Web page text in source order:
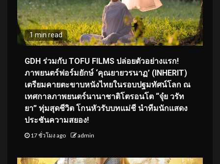
1 min read
GDH ร่วมกับ TOFU FILMS ปล่อยตัวอย่างแรก!
ภาพยนตร์ฟอร์มยักษ์ ‘คุณยายวรนาฏ’ (INHERIT)
เตรียมคายตะขาบหนังไทยในรอบปฐมทัศน์โลก ณ
เทศกาลภาพยนตร์นานาชาติโตรอนโต “จุ๋ย วรัท
ยา” ทุ่มสุดชีวิต โกนหัวรับบทแม่ชี นำทีมนักแสดง
ประชันความสยอง!
17 ชั่วโมง ago admin